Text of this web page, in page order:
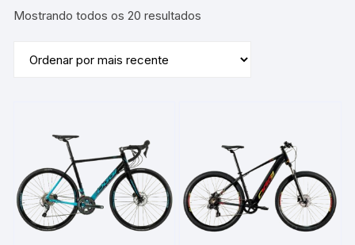
Mostrando todos os 20 resultados